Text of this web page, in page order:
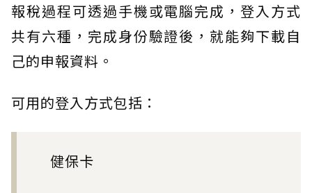
報稅過程可透過手機或電腦完成，登入方式
共有六種，完成身份驗證後，就能夠下載自
己的申報資料。
可用的登入方式包括：
健保卡